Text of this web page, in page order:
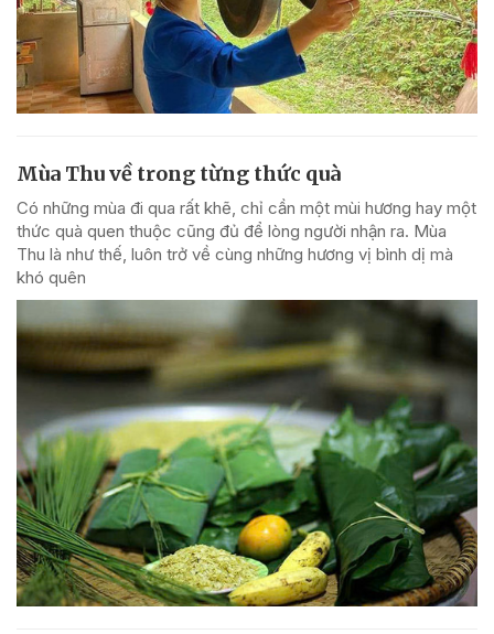
Mùa Thu về trong từng thức quà
Có những mùa đi qua rất khẽ, chỉ cần một mùi hương hay một
thức quà quen thuộc cũng đủ để lòng người nhận ra. Mùa
Thu là như thế, luôn trở về cùng những hương vị bình dị mà
khó quên